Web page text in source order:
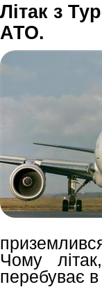
Літак з
АТО.
Чому
перебуває